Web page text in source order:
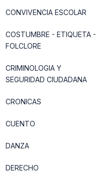
CONVIVENCIA ESCOLAR
COSTUMBRE - ETIQUETA -
FOLCLORE
CRIMINOLOGIA Y
SEGURIDAD CIUDADANA
CRONICAS
CUENTO
DANZA
DERECHO